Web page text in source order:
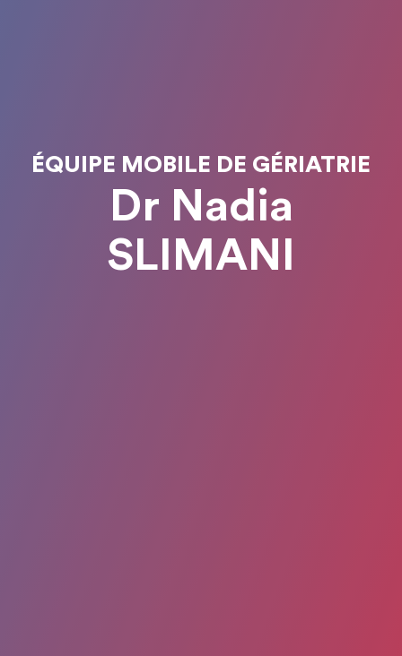
ÉQUIPE MOBILE DE GÉRIATRIE
Dr Nadia
SLIMANI